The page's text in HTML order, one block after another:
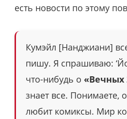
есть новости по этому
Кумэйл [Нанджиани]
пишу. Я спрашиваю:
что-нибудь о «Вечных
знает все. Понимаете,
любит комиксы. Мир